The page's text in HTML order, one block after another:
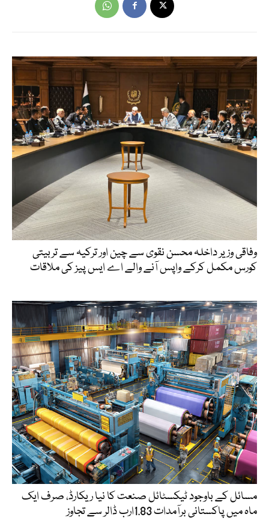
وفاقی وزیر داخلہ محسن نقوی سے چین اور ترکیہ سے تربیتی
کورس مکمل کرکے واپس آنے والے اے ایس پیز کی ملاقات
مسائل کے باوجود ٹیکسٹائل صنعت کا نیا ریکارڈ، صرف ایک
ماہ میں پاکستانی برآمدات 1.83ارب ڈالر سے تجاوز